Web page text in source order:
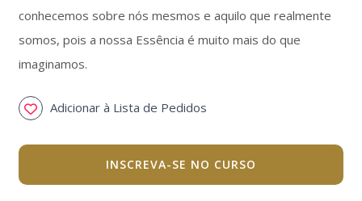
conhecemos sobre nós mesmos e aquilo que realmente
somos, pois a nossa Essência é muito mais do que
imaginamos.
Adicionar à Lista de Pedidos
INSCREVA-SE NO CURSO